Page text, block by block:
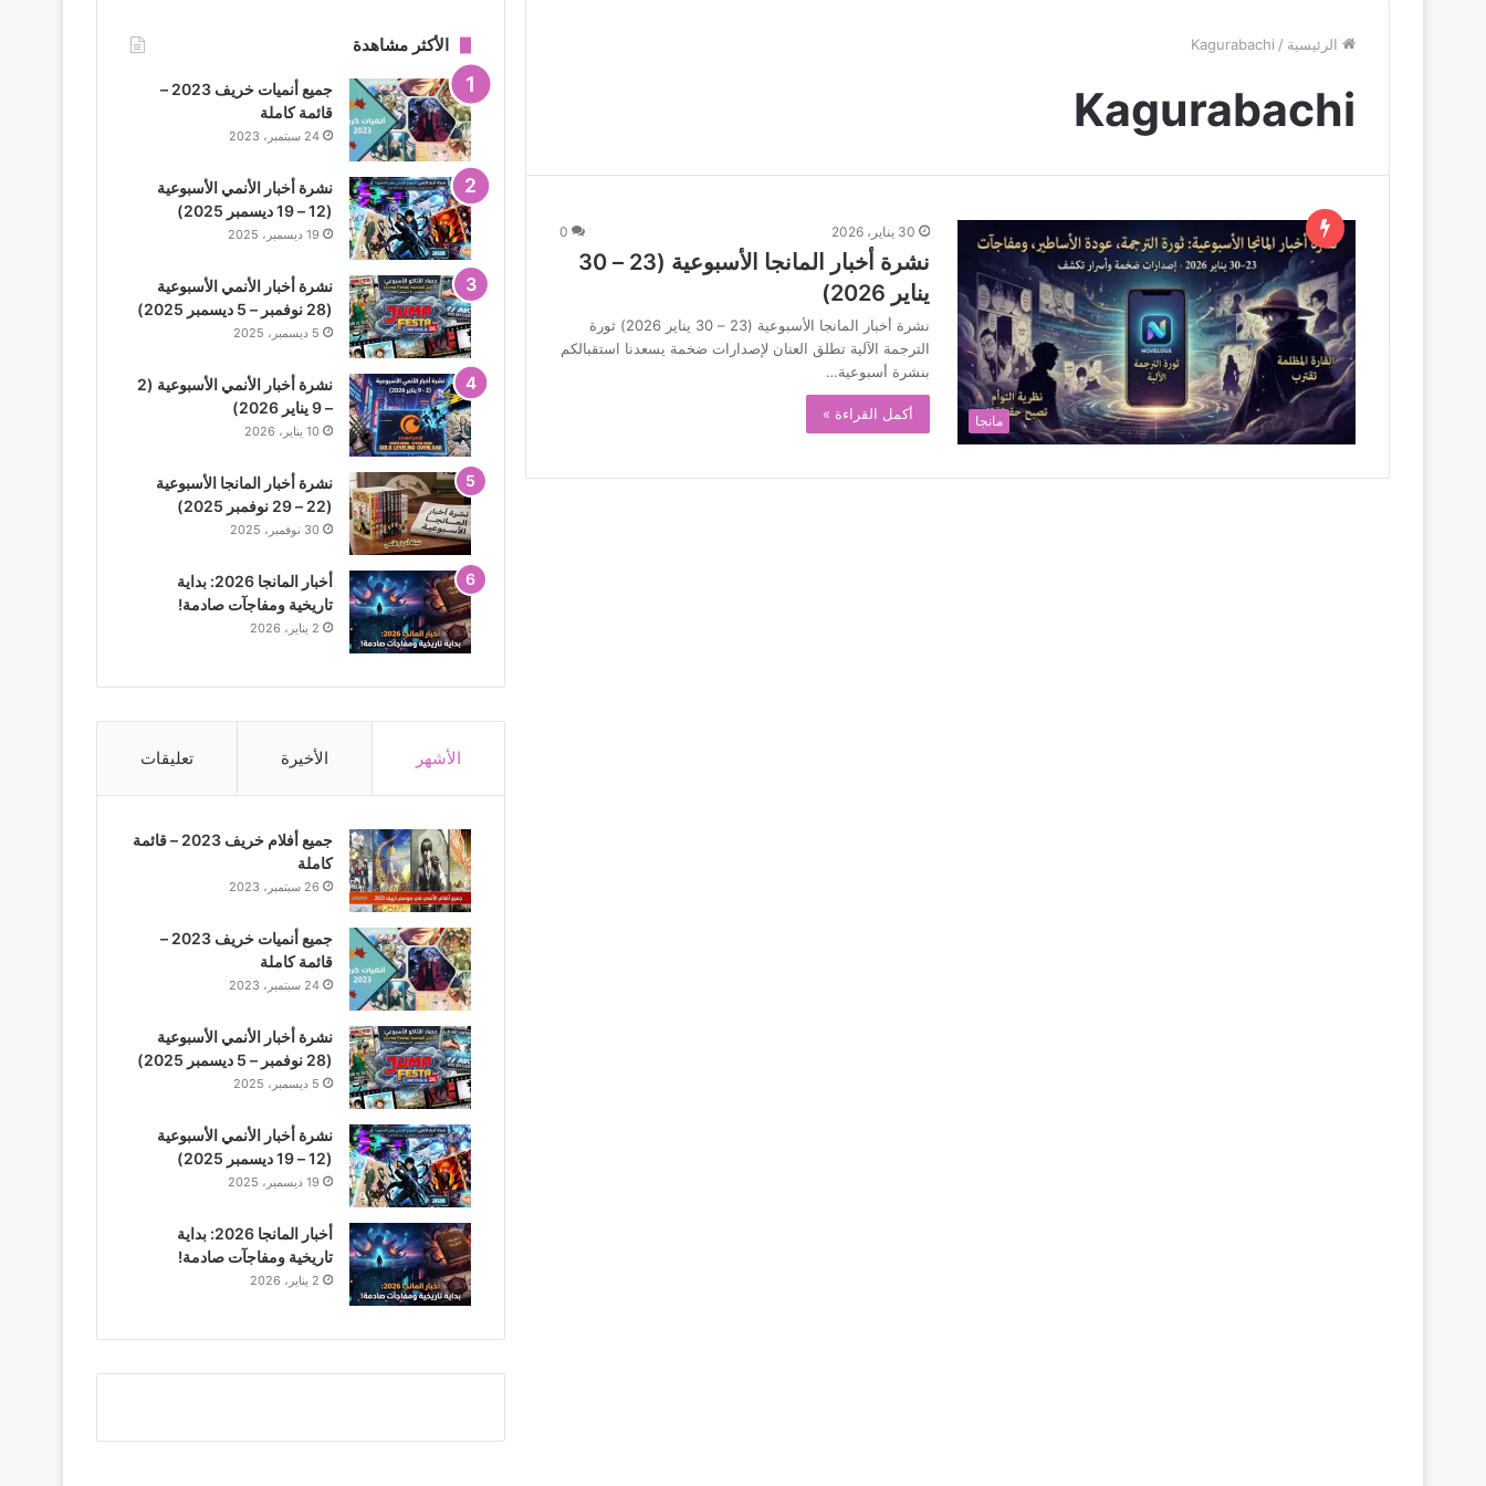
الرئيسية /
Kagurabachi
Kagurabachi
مانجا
30 يناير، 2026 0
نشرة أخبار المانجا الأسبوعية (23 – 30
يناير 2026)
نشرة أخبار المانجا الأسبوعية (23 – 30 يناير 2026) ثورة
الترجمة الآلية تطلق العنان لإصدارات ضخمة يسعدنا استقبالكم
بنشرة أسبوعية…
أكمل القراءة »
الأكثر مشاهدة
جميع أنميات خريف 2023 –
قائمة كاملة
24 سبتمبر، 2023
نشرة أخبار الأنمي الأسبوعية
(12 – 19 ديسمبر 2025)
19 ديسمبر، 2025
نشرة أخبار الأنمي الأسبوعية
(28 نوفمبر – 5 ديسمبر 2025)
5 ديسمبر، 2025
نشرة أخبار الأنمي الأسبوعية (2
– 9 يناير 2026)
10 يناير، 2026
نشرة أخبار المانجا الأسبوعية
(22 – 29 نوفمبر 2025)
30 نوفمبر، 2025
أخبار المانجا 2026: بداية
تاريخية ومفاجآت صادمة!
2 يناير، 2026
الأشهر الأخيرة تعليقات
جميع أفلام خريف 2023 – قائمة
كاملة
26 سبتمبر، 2023
جميع أنميات خريف 2023 –
قائمة كاملة
24 سبتمبر، 2023
نشرة أخبار الأنمي الأسبوعية
(28 نوفمبر – 5 ديسمبر 2025)
5 ديسمبر، 2025
نشرة أخبار الأنمي الأسبوعية
(12 – 19 ديسمبر 2025)
19 ديسمبر، 2025
أخبار المانجا 2026: بداية
تاريخية ومفاجآت صادمة!
2 يناير، 2026